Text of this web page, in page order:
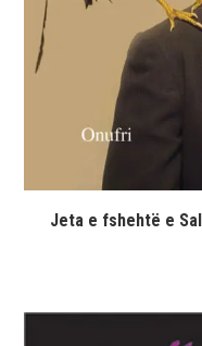
Jeta e fshehtë e